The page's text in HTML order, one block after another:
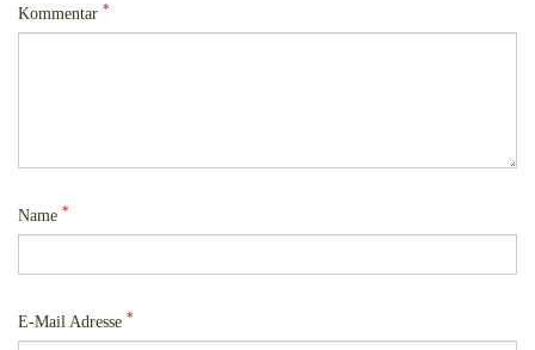
Kommentar *
Name *
E-Mail Adresse *